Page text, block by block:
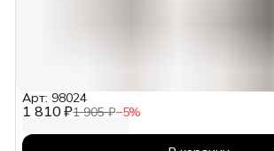
1 810 ₽1 905 ₽−5%
Арт: 98024